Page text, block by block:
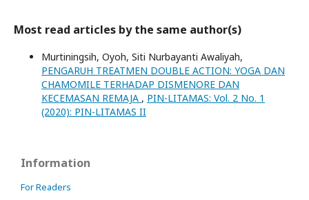
Most read articles by the same author(s)
Murtiningsih, Oyoh, Siti Nurbayanti Awaliyah,
PENGARUH TREATMEN DOUBLE ACTION: YOGA DAN
CHAMOMILE TERHADAP DISMENORE DAN
KECEMASAN REMAJA , PIN-LITAMAS: Vol. 2 No. 1
(2020): PIN-LITAMAS II
Information
For Readers